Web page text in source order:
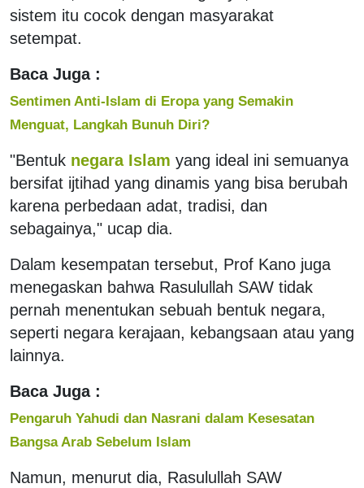
sistem itu cocok dengan masyarakat
setempat.
Baca Juga :
Sentimen Anti-Islam di Eropa yang Semakin
Menguat, Langkah Bunuh Diri?
"Bentuk negara Islam yang ideal ini semuanya
bersifat ijtihad yang dinamis yang bisa berubah
karena perbedaan adat, tradisi, dan
sebagainya," ucap dia.
Dalam kesempatan tersebut, Prof Kano juga
menegaskan bahwa Rasulullah SAW tidak
pernah menentukan sebuah bentuk negara,
seperti negara kerajaan, kebangsaan atau yang
lainnya.
Baca Juga :
Pengaruh Yahudi dan Nasrani dalam Kesesatan
Bangsa Arab Sebelum Islam
Namun, menurut dia, Rasulullah SAW